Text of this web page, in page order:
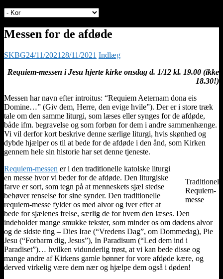
Messen for de afdøde
SKBG24/11/2021 28/11/2021 Indlæg
Requiem-messen i Jesu hjerte kirke onsdag d. 1/12 kl. 19.00 (ikke
18.30!)
Messen har navn efter introitus: “Requiem Aeternam dona eis
Domine…” (Giv dem, Herre, den evige hvile”). Der er i store træk
tale om den samme liturgi, som læses eller synges for de afdøde,
både ifm. begravelse og som forbøn for dem i andre sammenhænge.
Vi vil derfor kort beskrive denne særlige liturgi, hvis skønhed og
dybde hjælper os til at bede for de afdøde i den ånd, som Kirken
gennem hele sin historie har set denne tjeneste.
Traditionel
Requiem-
messe
Requiem-messen er i den traditionelle katolske liturgi
en messe hvor vi beder for de afdøde. Den liturgiske
farve er sort, som tegn på at menneskets sjæl stedse
behøver renselse for sine synder. Den traditionelle
requiem-messe fylder os med alvor og iver efter at
bede for sjælenes frelse, særlig de for hvem den læses. Den
indeholder mange smukke tekster, som minder os om dødens alvor
og de sidste ting – Dies Irae (“Vredens Dag”, om Dommedag), Pie
Jesu (“Forbarm dig, Jesus”), In Paradisum (“Led dem ind i
Paradiset”)… hvilken vidunderlig trøst, at vi kan bede disse og
mange andre af Kirkens gamle bønner for vore afdøde kære, og
derved virkelig være dem nær og hjælpe dem også i døden!